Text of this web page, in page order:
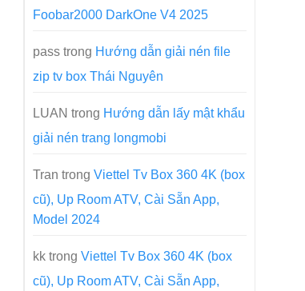
Foobar2000 DarkOne V4 2025
pass trong Hướng dẫn giải nén file
zip tv box Thái Nguyên
LUAN trong Hướng dẫn lấy mật khẩu
giải nén trang longmobi
Tran trong Viettel Tv Box 360 4K (box
cũ), Up Room ATV, Cài Sẵn App,
Model 2024
kk trong Viettel Tv Box 360 4K (box
cũ), Up Room ATV, Cài Sẵn App,